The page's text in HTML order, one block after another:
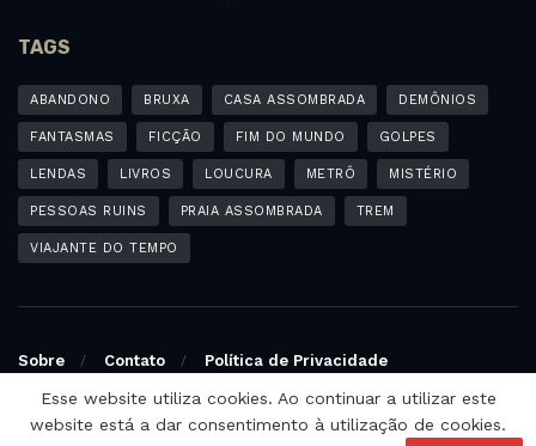
TAGS
ABANDONO BRUXA CASA ASSOMBRADA DEMÔNIOS
FANTASMAS FICÇÃO FIM DO MUNDO GOLPES
LENDAS LIVROS LOUCURA METRÔ MISTÉRIO
PESSOAS RUINS PRAIA ASSOMBRADA TREM
VIAJANTE DO TEMPO
Sobre Contato Política de Privacidade
© 2025 - Blog Assustados | Site não oficial. Desenvolvido e
otimizado por:Otimização SEO - Agência de SEO Michel Ferreira
Esse website utiliza cookies. Ao continuar a utilizar este
website está a dar consentimento à utilização de cookies.